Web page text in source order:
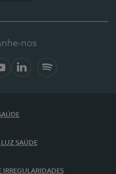
nos
SAÚDE